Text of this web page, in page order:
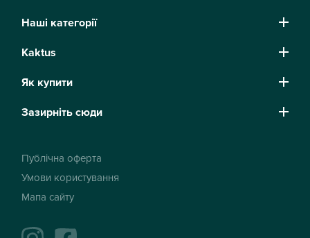
Наші категорії
Kaktus
Як купити
Зазирніть сюди
Публічна оферта
Умови користування
Мапа сайту
instagramfacebook